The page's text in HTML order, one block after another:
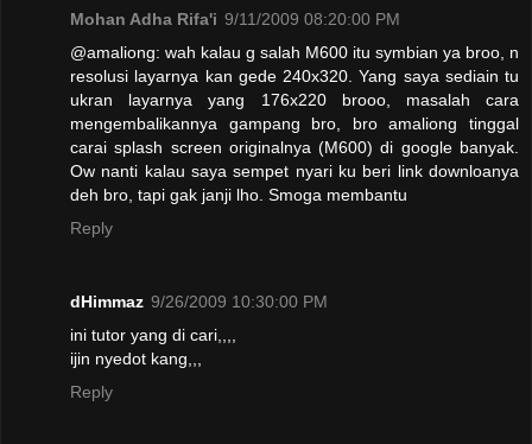
Mohan Adha Rifa'i 9/11/2009 08:20:00 PM
@amaliong: wah kalau g salah M600 itu symbian ya broo, n
resolusi layarnya kan gede 240x320. Yang saya sediain tu
ukran layarnya yang 176x220 brooo, masalah cara
mengembalikannya gampang bro, bro amaliong tinggal
carai splash screen originalnya (M600) di google banyak.
Ow nanti kalau saya sempet nyari ku beri link downloanya
deh bro, tapi gak janji lho. Smoga membantu
Reply
dHimmaz 9/26/2009 10:30:00 PM
ini tutor yang di cari,,,,
ijin nyedot kang,,,
Reply